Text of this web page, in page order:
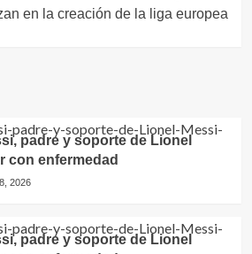
en la creación de la liga europea
padre y soporte de Lionel
con enfermedad
2026
padre y soporte de Lionel